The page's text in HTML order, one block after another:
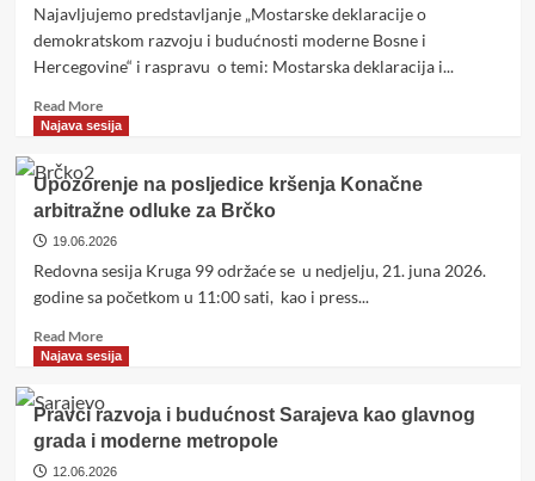
i
integracije
i
Najavljujemo predstavljanje „Mostarske deklaracije o
demokratskom razvoju i budućnosti moderne Bosne i
Hercegovine“ i raspravu o temi: Mostarska deklaracija i...
Read MoreRead
more
deklaracija
i
politička
stvarnost
Stoca
Najava sesija
Upozorenje na posljedice kršenja Konačne
arbitražne odluke za Brčko
19.06.2026
Redovna sesija Kruga 99 održaće se u nedjelju, 21. juna 2026.
godine sa početkom u 11:00 sati, kao i press...
Read MoreRead
more
Upozorenje
na
posljedice
kršenja
Najava sesija
Pravci razvoja i budućnost Sarajeva kao glavnog
grada i moderne metropole
12.06.2026